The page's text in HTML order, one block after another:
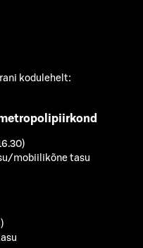
kodulehelt:
mobiilikõne tasu